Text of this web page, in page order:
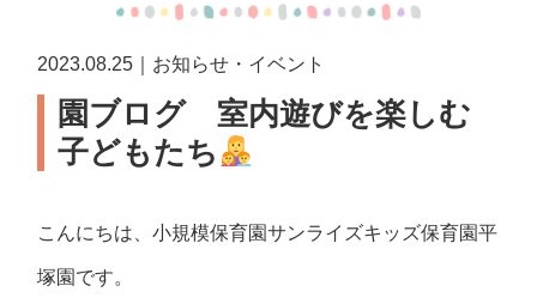
2023.08.25｜お知らせ・イベント
園ブログ 室内遊びを楽しむ
子どもたち
こんにちは、小規模保育園サンライズキッズ保育園平
塚園です。